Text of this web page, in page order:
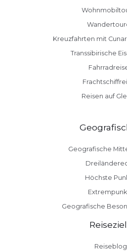
Kreuzfahrten mit
Transsibirische
Reisen auf
Geografische
Höchste
Geografische
Reiseblog